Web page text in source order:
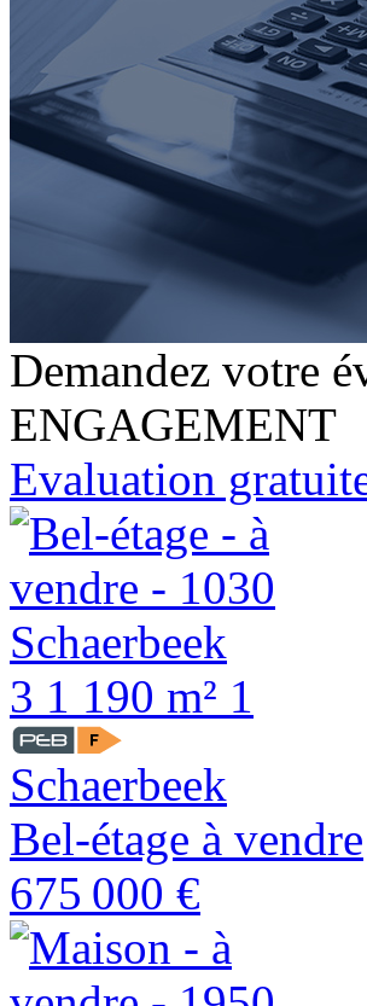
Demandez votre
ENGAGEMENT
Evaluation
3 1 190 m² 1
Schaerbeek
Bel-étage à vendre
675 000 €